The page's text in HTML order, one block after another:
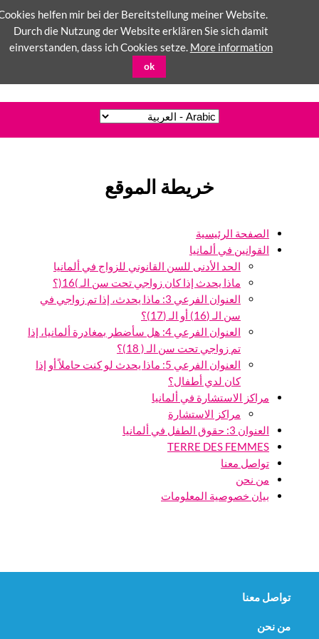
خريطة الموقع
الصفحة الرئيسية
القوانين في ألمانيا
الحد الأدنى للسن القانوني للزواج في ألمانيا
ماذا يحدث إذا كان زواجي تحت سن الـ )16(؟
العنوان الفرعي 3: ماذا يحدث، إذا تم زواجي في
سن الـ (16) أو الـ (17)؟
العنوان الفرعي 4: هل سأضطر بمغادرة ألمانيا، إذا
تم زواجي تحت سن الـ ( 18)؟
العنوان الفرعي 5: ماذا يحدث لو كنت حاملاً أو إذا
كان لدي أطفال؟
مراكز الاستشارة في ألمانيا
مراكز الاستشارة
العنوان 3: حقوق الطفل في ألمانيا
TERRE DES FEMMES
تواصل معنا
من نحن
بيان خصوصية المعلومات
تواصل معنا
من نحن
Cookies helfen mir bei der Bereitstellung meiner Website.
Durch die Nutzung der Website erklären Sie sich damit
einverstanden, dass ich Cookies setze.More information